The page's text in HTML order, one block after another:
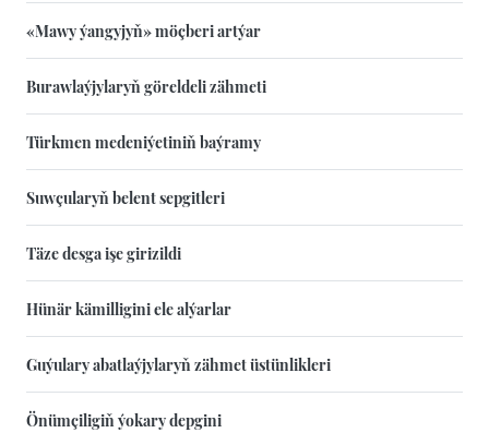
«Mawy ýangyjyň» möçberi artýar
Burawlaýjylaryň göreldeli zähmeti
Türkmen medeniýetiniň baýramy
Suwçularyň belent sepgitleri
Täze desga işe girizildi
Hünär kämilligini ele alýarlar
Guýulary abatlaýjylaryň zähmet üstünlikleri
Önümçiligiň ýokary depgini